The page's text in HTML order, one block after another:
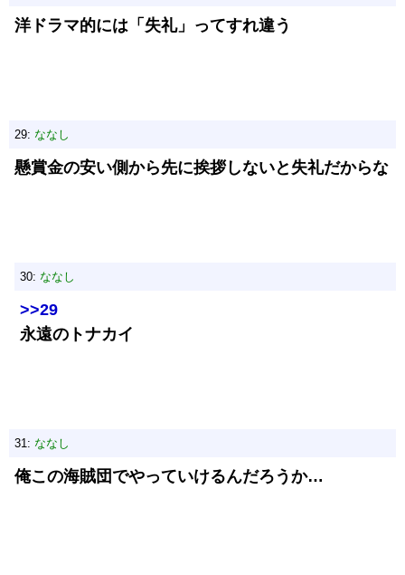
洋ドラマ的には「失礼」ってすれ違う
29: ななし
懸賞金の安い側から先に挨拶しないと失礼だからな
30: ななし
>>29
永遠のトナカイ
31: ななし
俺この海賊団でやっていけるんだろうか…